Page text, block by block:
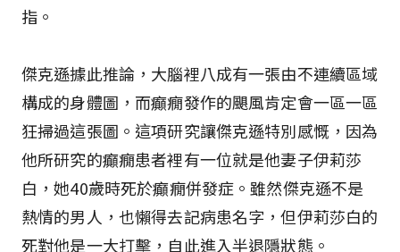
指。
傑克遜據此推論，大腦裡八成有一張由不連續區域
構成的身體圖，而癲癇發作的颶風肯定會一區一區
狂掃過這張圖。這項研究讓傑克遜特別感慨，因為
他所研究的癲癇患者裡有一位就是他妻子伊莉莎
白，她40歲時死於癲癇併發症。雖然傑克遜不是
熱情的男人，也懶得去記病患名字，但伊莉莎白的
死對他是一大打擊，自此進入半退隱狀態。